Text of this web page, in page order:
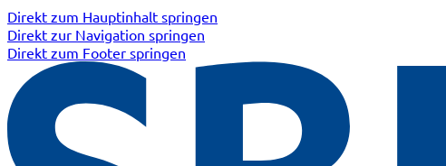
Direkt zum Hauptinhalt springen
Direkt zur Navigation springen
Direkt zum Footer springen